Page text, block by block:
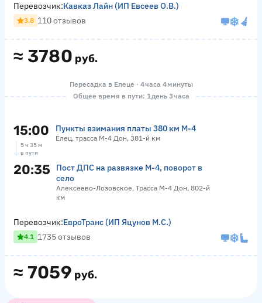
≈ 3780 руб.
Перевозчик:Кавказ Лайн (ИП Евсеев О.В.)
3.8 110 отзывов
Пересадка в Елеце · 4 часа 4 минуты
Общее время в пути: 1 день 3 часа
15:00 Пункты взимания платы 380 км М-4
Елец, трасса М-4 Дон, 381-й км
5 ч 35 м
в пути
20:35
Пост ДПС на развязке М-4, поворот в
село
Алексеево-Лозовское, Трасса М-4 Дон, 802-й
км
≈ 7059 руб.
Перевозчик:ЕвроТранс (ИП Яцунов М.С.)
4.1 1735 отзывов